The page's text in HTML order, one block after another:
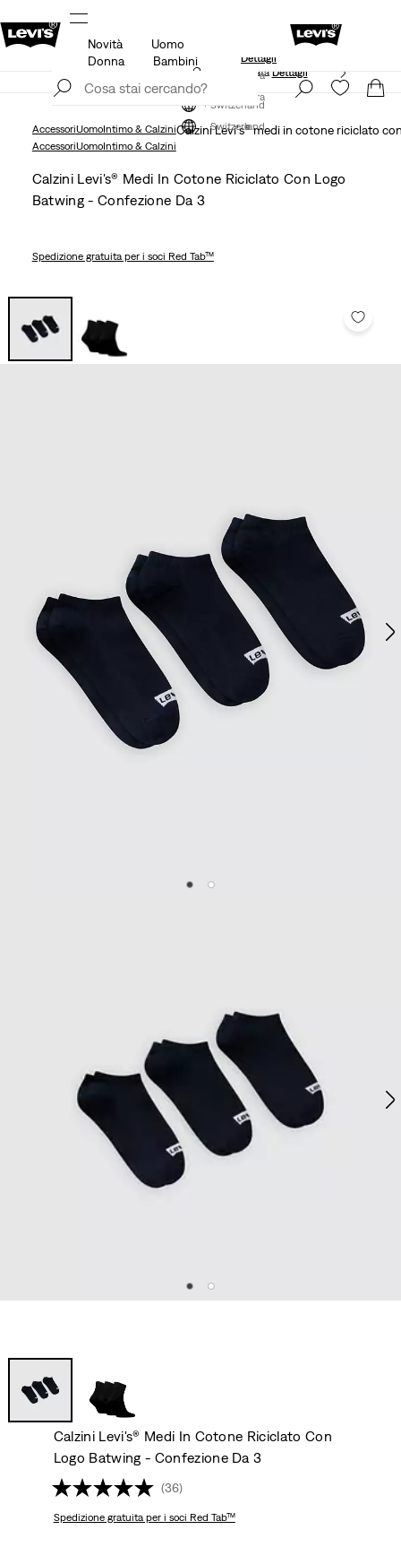
KLARNA: ACQUISTA ORA E PAGA DOPO/PIÙ TARDI!
Dettagli
Iscriviti ora
Switzerland
Novità
Uomo
Donna
Bambini
Politica di spedizione e resi aggiornata Dettagli
Iscriviti ora
Switzerland
AccessoriUomoIntimo & CalziniCalzini Levi's® medi in cotone riciclato
AccessoriUomoIntimo & Calzini
Calzini Levi's® Medi In Cotone Riciclato Con Logo
Batwing - Confezione Da 3
Spedizione gratuitaper i soci Red Tab™
Calzini Levi's® Medi In Cotone Riciclato Con
Logo Batwing - Confezione Da 3
(36)
Spedizione gratuitaper i soci Red Tab™